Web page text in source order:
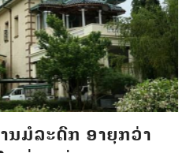
ນມໍລະດົກ ອາຍຸກວ່າ